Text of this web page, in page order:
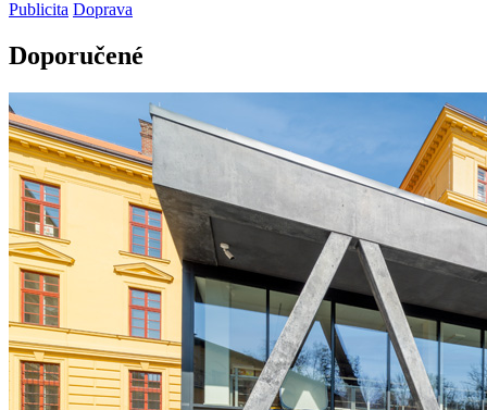
Publicita Doprava
Doporučené